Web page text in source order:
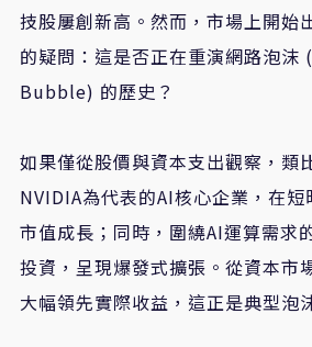
技股屢創新高。然而，市場上開始
的疑問：這是否正在重演網路泡
Bubble) 的歷史？
如果僅從股價與資本支出觀察，類
NVIDIA為代表的AI核心企業，在
市值成長；同時，圍繞AI運算需求
投資，呈現爆發式擴張。從資本市
大幅領先實際收益，這正是典型泡